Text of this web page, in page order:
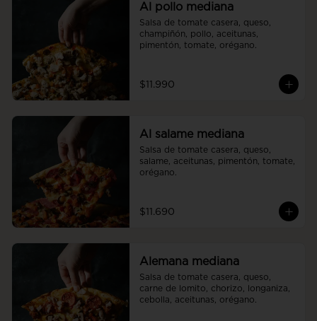
Al pollo mediana
Salsa de tomate casera, queso,
champiñón, pollo, aceitunas,
pimentón, tomate, orégano.
$11.990
Al salame mediana
Salsa de tomate casera, queso,
salame, aceitunas, pimentón, tomate,
orégano.
$11.690
Alemana mediana
Salsa de tomate casera, queso,
carne de lomito, chorizo, longaniza,
cebolla, aceitunas, orégano.